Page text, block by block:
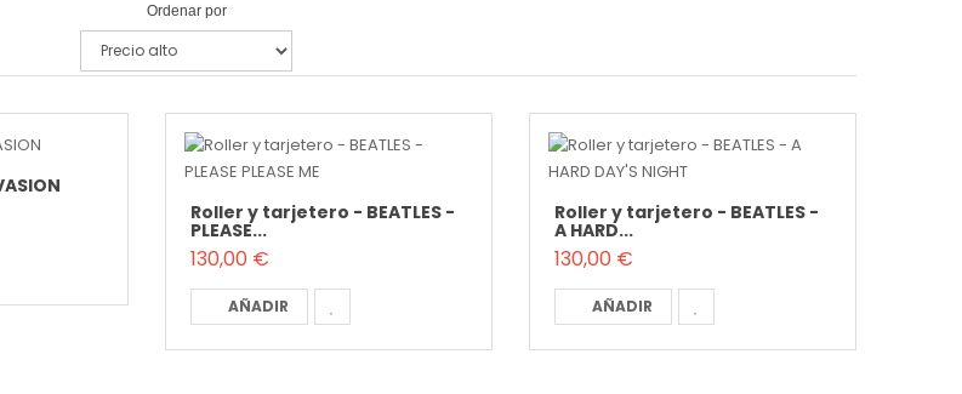
Ordenar por
Roller y tarjetero - BEATLES -
PLEASE...
130,00 €
AÑADIR
Roller y tarjetero - BEATLES -
A HARD...
130,00 €
AÑADIR